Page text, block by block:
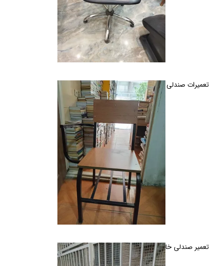
تعمیرات صندلی اداری و خانگی گردان و ثابت در کرج
تعمیر صندلی خانگی و ثابت در کرج